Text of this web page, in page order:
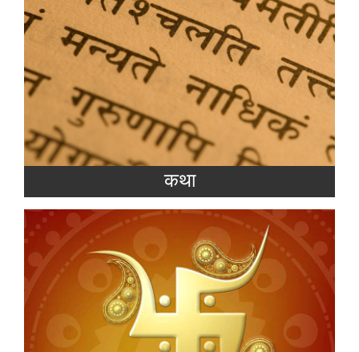
कथा
आम भाषा में हम जिसे शुभ और अशुभ समय कहते हैं
ज्योतिषशास्त्र कहता है किसी भी कार्य की सफलता के
लिए कार्य शुभ मुहूर्त में होना आवश्यक है
Read more